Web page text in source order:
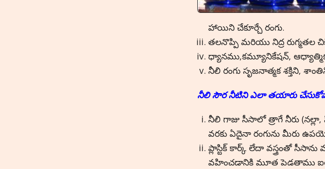
హాయిని చేకూర్చే రంగు.
తలనొప్పి మరియు నిద్ర రుగ్మతల
ధ్యానము,కమ్యూనికేషన్,
నీలి రంగు సృజనాత్మక శక్తిని,
నీలి సౌర నీటిని ఎలా తయారు
నీలి గాజు సీసాలో త్రాగే నీరు
వరకు ఏదైనా రంగును మీరు
ప్లాస్టిక్ కార్క్ లేదా వస్త్రంతో
వహించడానికి మూత పెడతాము